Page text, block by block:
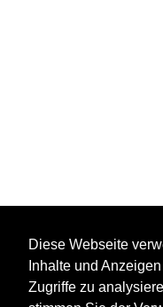
Diese Webseite
Inhalte und
Zugriffe zu